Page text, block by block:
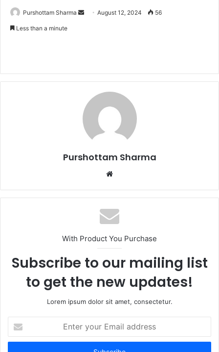
Purshottam Sharma
e
a
l
August 12, 2024 56
Less than a minute
Purshottam Sharma
b
s
i
e
With Product You Purchase
Subscribe to our mailing list
to get the new updates!
Lorem ipsum dolor sit amet, consectetur.
t